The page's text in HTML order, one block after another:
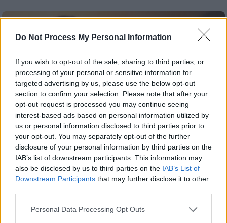
Do Not Process My Personal Information
If you wish to opt-out of the sale, sharing to third parties, or
processing of your personal or sensitive information for
targeted advertising by us, please use the below opt-out
section to confirm your selection. Please note that after your
opt-out request is processed you may continue seeing
interest-based ads based on personal information utilized by
us or personal information disclosed to third parties prior to
your opt-out. You may separately opt-out of the further
disclosure of your personal information by third parties on the
IAB’s list of downstream participants. This information may
also be disclosed by us to third parties on the IAB’s List of
Downstream Participants that may further disclose it to other
Please note that this website/app uses one or more Google
Personal Data Processing Opt Outs
Κόσμος|31.01.2026 07:36
- Το δείπνο με τον πρίγκιπα Άντριου